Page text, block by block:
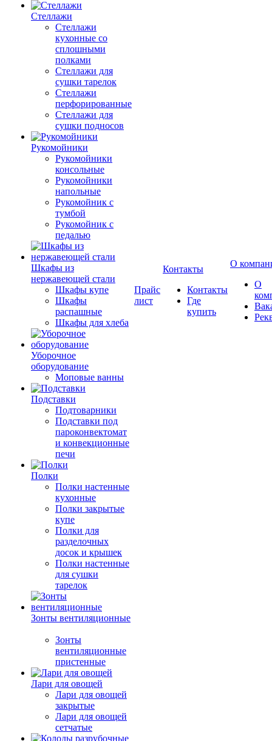
Стеллажи
Стеллажи
кухонные со
сплошными
полками
Стеллажи для
сушки тарелок
Стеллажи
перфорированные
Стеллажи для
сушки подносов
Рукомойники
Рукомойники
консольные
Рукомойники
напольные
Рукомойник с
тумбой
Рукомойник с
педалью
Шкафы из
нержавеющей стали
Шкафы купе
Шкафы
распашные
Шкафы для хлеба
Уборочное
оборудование
Моповые ванны
Подставки
Подтоварники
Подставки под
пароконвектомат
и конвекционные
печи
Полки
Полки настенные
кухонные
Полки закрытые
купе
Полки для
разделочных
досок и крышек
Полки настенные
для сушки
тарелок
Зонты вентиляционные
Зонты
вентиляционные
пристенные
Лари для овощей
Лари для овощей
закрытые
Лари для овощей
сетчатые
Прайс
лист
Контакты
Контакты
Где
купить
О
О